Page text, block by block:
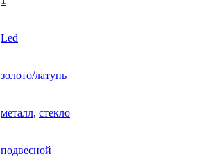
Led
золото/латунь
металл, стекло
подвесной